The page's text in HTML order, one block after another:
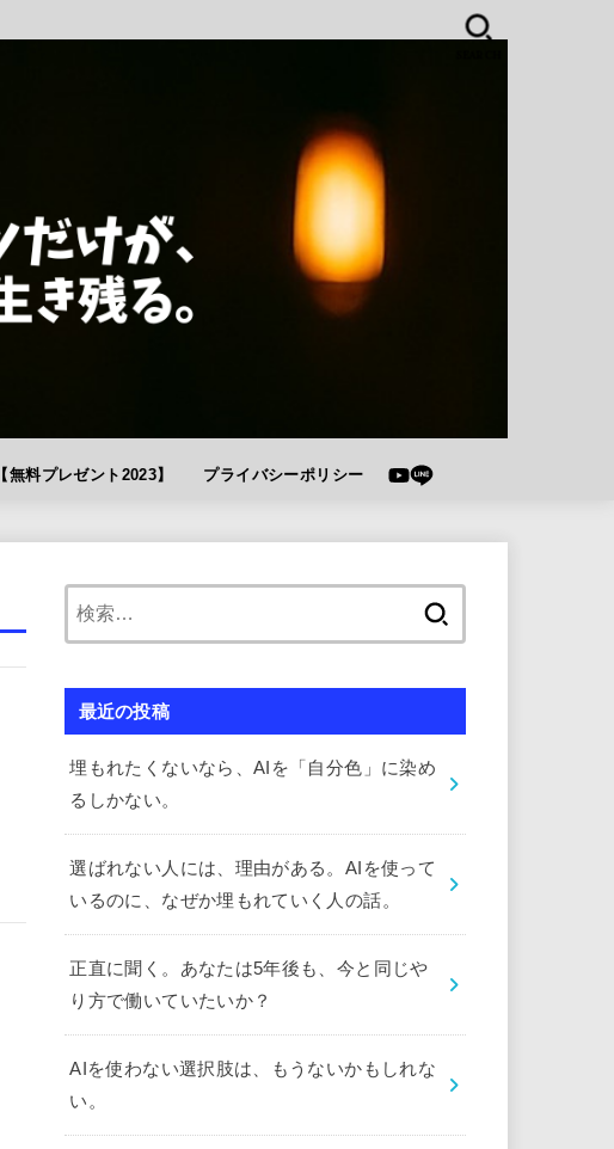
【無料プレゼント2023】 プライバシーポリシー
最近の投稿
埋もれたくないなら、AIを「自分色」に染め
るしかない。
選ばれない人には、理由がある。AIを使って
いるのに、なぜか埋もれていく人の話。
正直に聞く。あなたは5年後も、今と同じや
り方で働いていたいか？
AIを使わない選択肢は、もうないかもしれな
い。